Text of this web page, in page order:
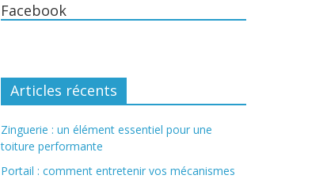
Facebook
Articles récents
Zinguerie : un élément essentiel pour une
toiture performante
Portail : comment entretenir vos mécanismes